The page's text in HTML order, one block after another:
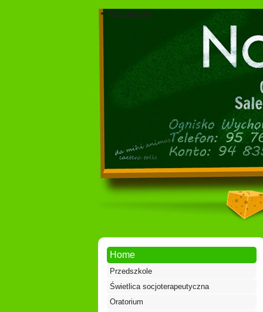
Dokumenty
Home
Przedszkole
Świetlica socjoterapeutyczna
Oratorium